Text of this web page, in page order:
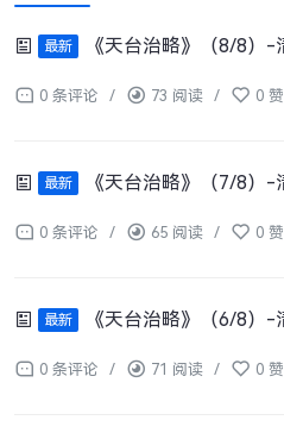
最新 《天台治略》（8/8）
0 条评论 / 73 阅读 / 0 赞
最新 《天台治略》（7/8）
0 条评论 / 65 阅读 / 0 赞
最新 《天台治略》（6/8）
0 条评论 / 71 阅读 / 0 赞